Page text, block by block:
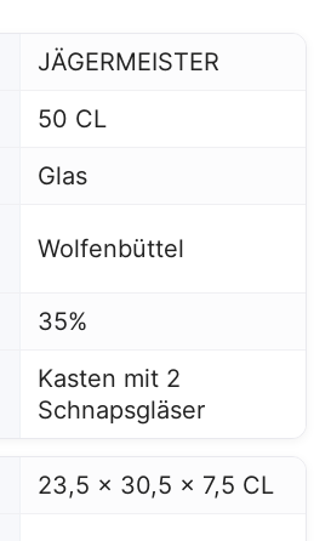
JÄGERMEISTER
50 CL
Glas
Wolfenbüttel
35%
Kasten mit 2
Schnapsgläser
23,5 x 30,5 x 7,5 CL